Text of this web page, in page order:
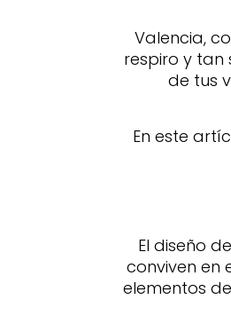
Valencia,
respiro y tan
de tus
En este
El diseño
conviven en
elementos